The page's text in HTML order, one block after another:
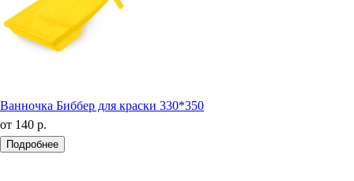
Ванночка Биббер для краски 330*350
от 140 р.
Подробнее